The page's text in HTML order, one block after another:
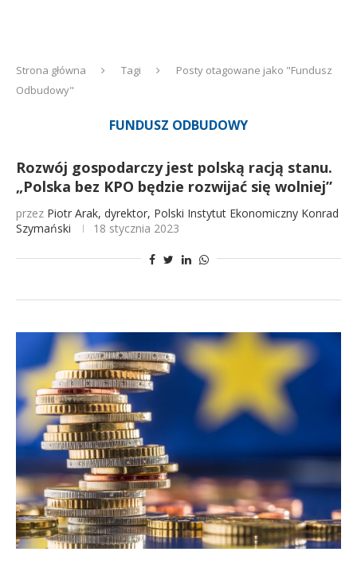
Strona główna Tagi
Posty otagowane jako "Fundusz
Odbudowy"
FUNDUSZ ODBUDOWY
Rozwój gospodarczy jest polską racją stanu.
„Polska bez KPO będzie rozwijać się wolniej”
przez Piotr Arak, dyrektor, Polski Instytut Ekonomiczny Konrad
Szymański
18 stycznia 2023